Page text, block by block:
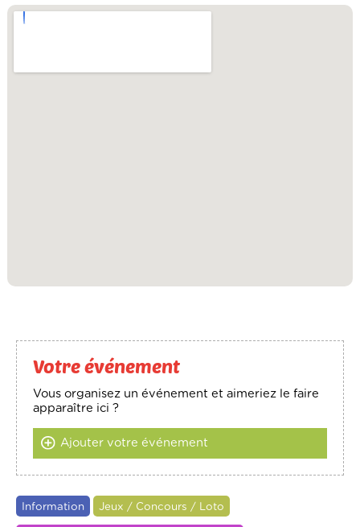
Votre événement
Vous organisez un événement et aimeriez le faire
apparaître ici ?
Ajouter votre événement
Information Jeux / Concours / Loto